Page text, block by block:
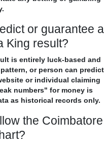
or guarantee a
King result?
is entirely luck-based and
or person can predict
or individual claiming
numbers" for money is
as historical records only.
the Coimbatore